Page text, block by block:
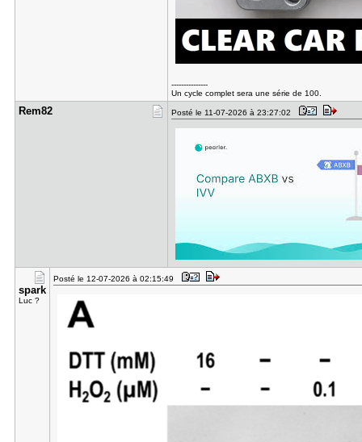
---------------
Un cycle complet sera une série de 100.
Rem82 Posté le 11-07-2026 à 23:27:02
spark
Luc ?
Posté le 12-07-2026 à 02:15:49